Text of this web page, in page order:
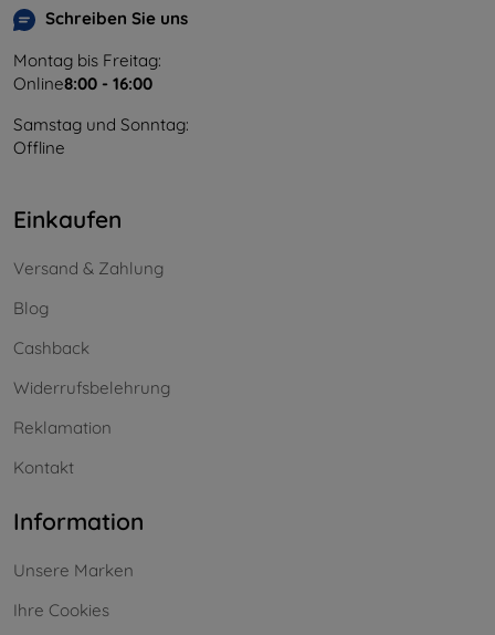
Schreiben Sie uns
Montag bis Freitag:
Online8:00 - 16:00
Samstag und Sonntag:
Offline
Einkaufen
Versand & Zahlung
Blog
Cashback
Widerrufsbelehrung
Reklamation
Kontakt
Information
Unsere Marken
Ihre Cookies